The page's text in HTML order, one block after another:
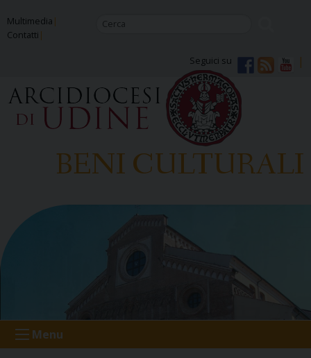
to
content
Multimedia
Contatti
Seguici su
BENI CULTURALI
Menu